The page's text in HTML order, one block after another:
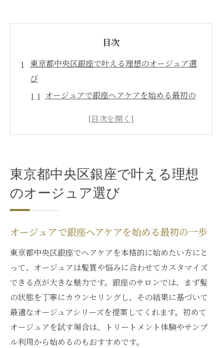
目次
東京都中央区銀座で叶える理想のオージュア選
び
オージュアで銀座ヘアケアを始める最初の
解説
銀座エリアでオージュア購入のみ希望する
髪質ごとに変えるオージュアの最適な選び方
オージュアで髪質別に変わるケアのコツと
は
銀座で人気のオージュア髪質診断ポイント
自分の髪質に合うオージュア成分の選び方
ショートからロングまで髪長別オージュア
活用術
東京都中央区銀座で叶える理想
のオージュア選び
オージュアで銀座ヘアケアを始める最初の一歩
東京都中央区銀座でヘアケアを本格的に始めたい方にと
って、オージュアは髪質や悩みに合わせてカスタマイズ
できる点が大きな魅力です。銀座のサロンでは、まず髪
の状態を丁寧にカウンセリングし、その結果に基づいて
最適なオージュアシリーズを提案してくれます。初めて
オージュアを試す場合は、トリートメント体験やサンプ
ル利用から始めるのもおすすめです。